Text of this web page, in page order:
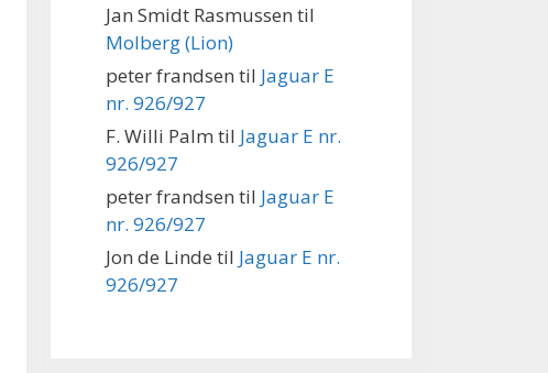
Jan Smidt Rasmussen til
Molberg (Lion)
peter frandsen til Jaguar E
nr. 926/927
F. Willi Palm til Jaguar E nr.
926/927
peter frandsen til Jaguar E
nr. 926/927
Jon de Linde til Jaguar E nr.
926/927